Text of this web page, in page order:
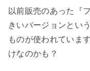
以前販売のあった『
きいバージョンとい
ものが使われていま
けなのかも？